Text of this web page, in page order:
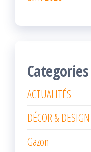
Categories
ACTUALITÉS
DÉCOR & DESIGN
Gazon